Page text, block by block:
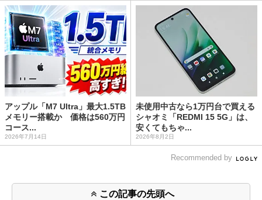
アップル「M7 Ultra」最大1.5TB
メモリー搭載か 価格は560万円
コース...
2026年7月14日
未使用中古なら1万円台で買える
シャオミ「REDMI 15 5G」は、
安くてもちゃ...
2026年8月2日
Recommended by
この記事の先頭へ